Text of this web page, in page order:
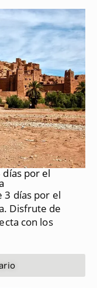
por el
3 días por el
Disfrute de
con los